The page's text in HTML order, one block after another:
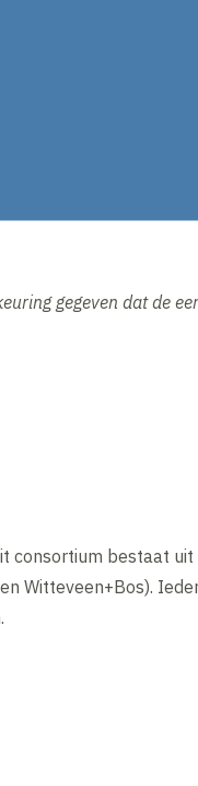
gegeven dat de
consortium bestaat
Witteveen+Bos).